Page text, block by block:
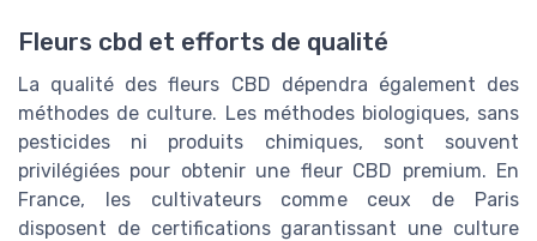
Fleurs cbd et efforts de qualité
La qualité des fleurs CBD dépendra également des
méthodes de culture. Les méthodes biologiques, sans
pesticides ni produits chimiques, sont souvent
privilégiées pour obtenir une fleur CBD premium. En
France, les cultivateurs comme ceux de Paris
disposent de certifications garantissant une culture